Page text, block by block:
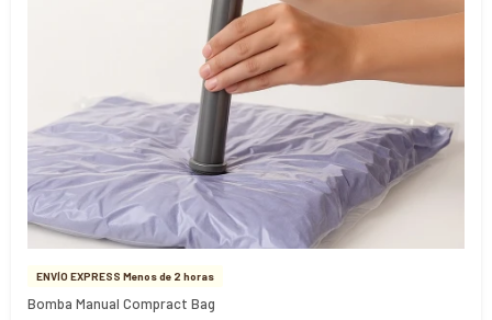
ENVÍO EXPRESS Menos de 2 horas
Bomba Manual Compract Bag